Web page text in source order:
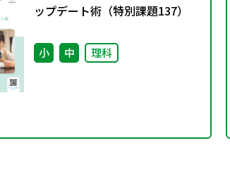
ップデート術（特別課題137）
小 中 理科